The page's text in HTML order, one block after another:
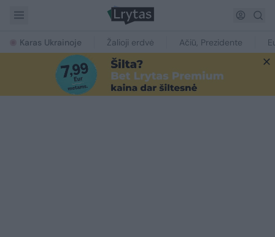
Karas Ukrainoje Žalioji erdvė Ačiū, Prezidente